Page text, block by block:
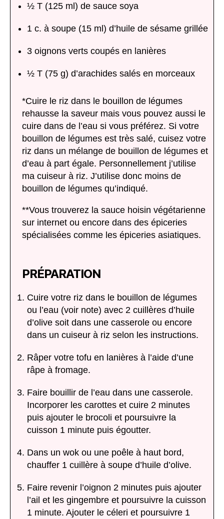
½ T (125 ml) de sauce soya
1 c. à soupe (15 ml) d’huile de sésame grillée
3 oignons verts coupés en lanières
½ T (75 g) d’arachides salés en morceaux
*Cuire le riz dans le bouillon de légumes
rehausse la saveur mais vous pouvez aussi le
cuire dans de l’eau si vous préférez. Si votre
bouillon de légumes est très salé, cuisez votre
riz dans un mélange de bouillon de légumes et
d’eau à part égale. Personnellement j’utilise
ma cuiseur à riz. J’utilise donc moins de
bouillon de légumes qu’indiqué.
**Vous trouverez la sauce hoisin végétarienne
sur internet ou encore dans des épiceries
spécialisées comme les épiceries asiatiques.
PRÉPARATION
Cuire votre riz dans le bouillon de légumes
ou l’eau (voir note) avec 2 cuillères d’huile
d’olive soit dans une casserole ou encore
dans un cuiseur à riz selon les instructions.
Râper votre tofu en lanières à l’aide d’une
râpe à fromage.
Faire bouillir de l’eau dans une casserole.
Incorporer les carottes et cuire 2 minutes
puis ajouter le brocoli et poursuivre la
cuisson 1 minute puis égoutter.
Dans un wok ou une poêle à haut bord,
chauffer 1 cuillère à soupe d’huile d’olive.
Faire revenir l’oignon 2 minutes puis ajouter
l’ail et les gingembre et poursuivre la cuisson
1 minute. Ajouter le céleri et poursuivre 1